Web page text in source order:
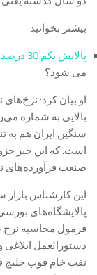
بیشتر بخوانید
پالایش یکم 30 درصد زیر قیمت
می شود؟
بالایی به شماره
است. که این خبر
صنعت فرآورده‌های
این کارشناس بازار
پالایشگاه‌های
فرمول محاسبه نرخ
دستورالعمل ابلاغی